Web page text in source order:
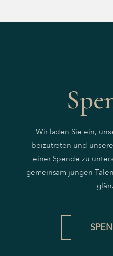
Wir laden Sie ein,
beizutreten und
einer Spende zu
gemeinsam jungen